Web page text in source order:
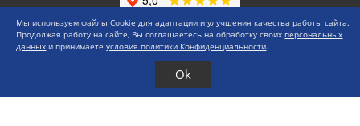
Мы используем файлы Cookie для адаптации и улучшения качества работы сайта.
Продолжая работу на сайте, Вы соглашаетесь на обработку своихперсональных
данных и принимаетеусловия политики Конфиденциальности.
Ok